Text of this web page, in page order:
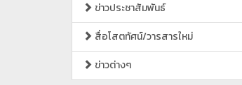
ข่าวประชาสัมพันธ์
สื่อโสตทัศน์/วารสารใหม่
ข่าวต่างๆ